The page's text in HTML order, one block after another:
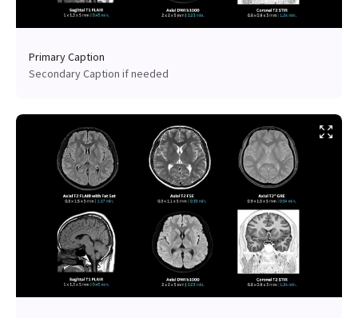
Primary Caption
Secondary Caption if needed